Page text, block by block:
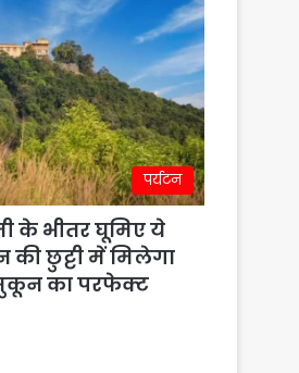
पर्यटन
के भीतर घूमिए ये
की छुट्टी में मिलेगा
का परफेक्ट